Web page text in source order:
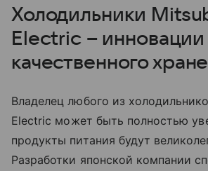
Холодильники
Electric – инновации
качественного
Владелец любого из
Electric может быть полностью
продукты питания будут
Разработки японской компании